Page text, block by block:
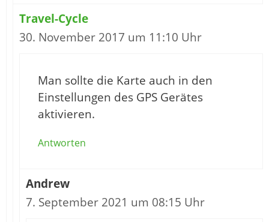
Travel-Cycle
30. November 2017 um 11:10 Uhr
Man sollte die Karte auch in den
Einstellungen des GPS Gerätes
aktivieren.
Antworten
Andrew
7. September 2021 um 08:15 Uhr